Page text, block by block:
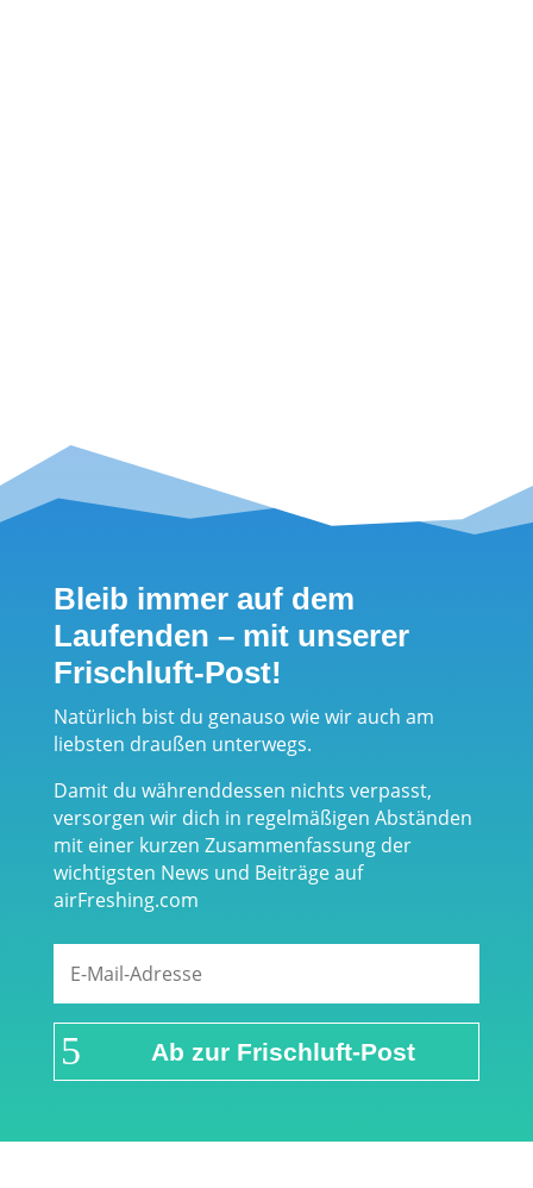
Bleib immer auf dem
Laufenden – mit unserer
Frischluft-Post!
Natürlich bist du genauso wie wir auch am
liebsten draußen unterwegs.
Damit du währenddessen nichts verpasst,
versorgen wir dich in regelmäßigen Abständen
mit einer kurzen Zusammenfassung der
wichtigsten News und Beiträge auf
airFreshing.com
Ab zur Frischluft-Post